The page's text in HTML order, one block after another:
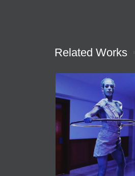
Related Works